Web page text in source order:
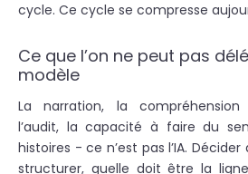
cycle. Ce cycle se compresse
Ce que l’on ne peut pas
modèle
La narration, la compréhension
l’audit, la capacité à faire du
histoires - ce n’est pas l’IA.
structurer, quelle doit être la